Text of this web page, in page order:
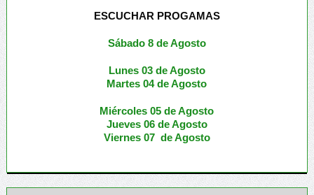
ESCUCHAR PROGAMAS
Sábado 8 de Agosto
Lunes 03 de Agosto
Martes 04 de Agosto
Miércoles 05 deAgosto
Jueves 06 de Agosto
Viernes 07 de Agosto